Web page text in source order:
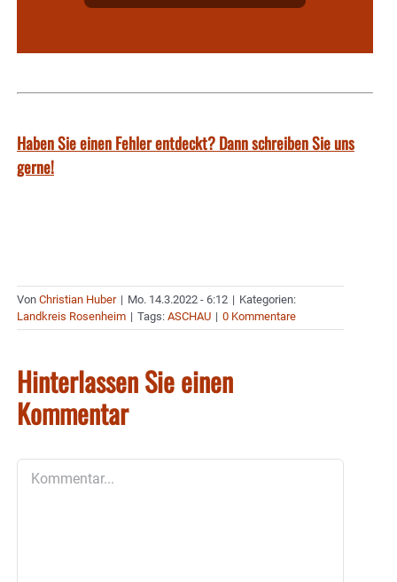
Haben Sie einen Fehler entdeckt? Dann schreiben Sie uns
gerne!
Von Christian Huber | Mo. 14.3.2022 - 6:12 | Kategorien:
Landkreis Rosenheim | Tags: ASCHAU | 0 Kommentare
Hinterlassen Sie einen
Kommentar